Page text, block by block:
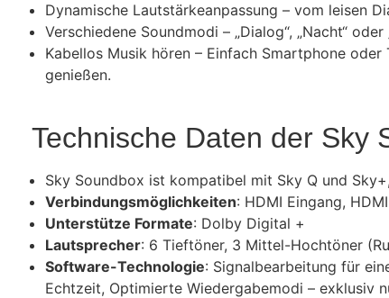
Dynamische Lautstärkeanpassung – vom leisen
Verschiedene Soundmodi – „Dialog“, „Nacht“ oder
Kabellos Musik hören – Einfach Smartphone
genießen.
Technische Daten der Sky
Sky Soundbox ist kompatibel mit Sky Q und
Verbindungsmöglichkeiten: HDMI Eingang,
Unterstütze Formate: Dolby Digital +
Lautsprecher: 6 Tieftöner, 3 Mittel-Hochtöner
Software-Technologie: Signalbearbeitung für
Echtzeit, Optimierte Wiedergabemodi – exklusiv